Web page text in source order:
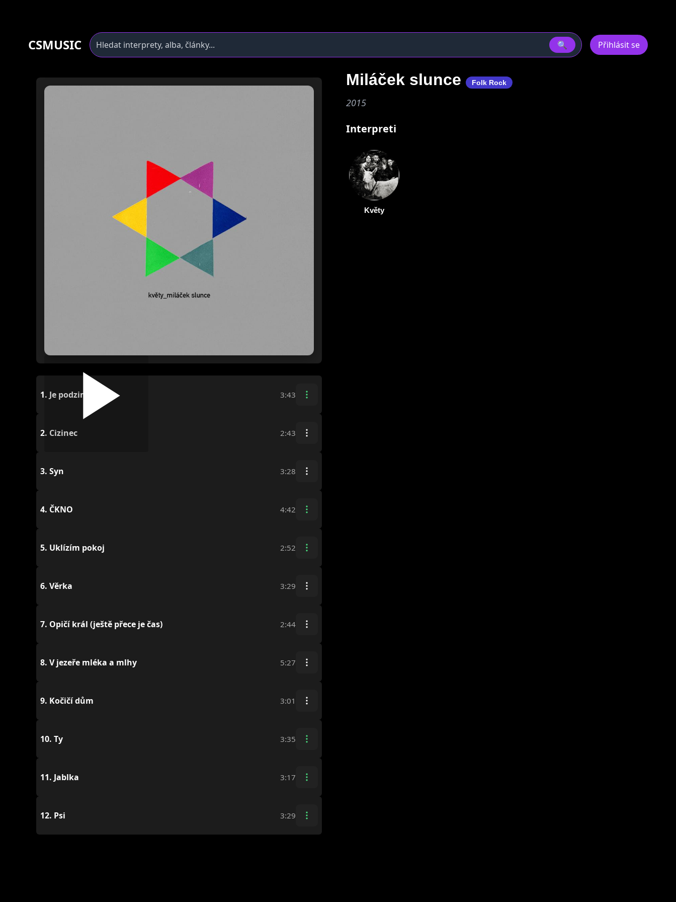
CSMUSIC 🔍 Přihlásit se
1. Je podzim 3:43
2. Cizinec 2:43
3. Syn 3:28
4. ČKNO 4:42
5. Uklízím pokoj 2:52
6. Věrka 3:29
7. Opičí král (ještě přece je čas) 2:44
8. V jezeře mléka a mlhy 5:27
9. Kočičí dům 3:01
10. Ty 3:35
11. Jablka 3:17
12. Psi 3:29
Miláček slunce Folk Rock
2015
Interpreti
Květy